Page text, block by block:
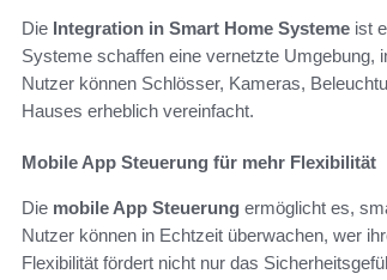
Die Integration in Smart Home Systeme ist
Systeme schaffen eine vernetzte Umgebung,
Nutzer können Schlösser, Kameras,
Hauses erheblich vereinfacht.
Mobile App Steuerung für mehr Flexibilität
Die mobile App Steuerung ermöglicht es,
Nutzer können in Echtzeit überwachen, wer
Flexibilität fördert nicht nur das